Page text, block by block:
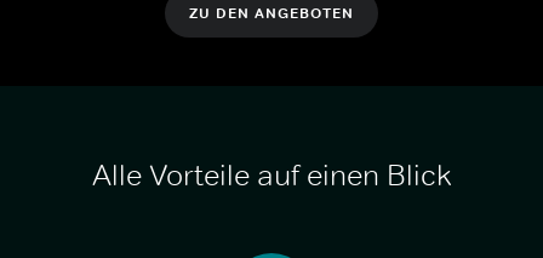
ZU DEN ANGEBOTEN
Alle Vorteile auf einen Blick